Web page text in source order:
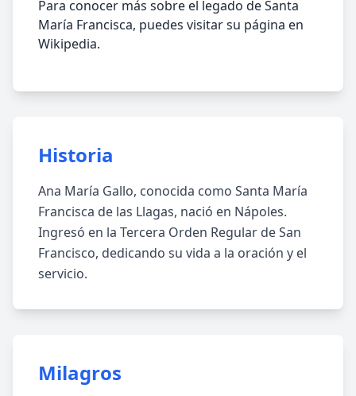
Para conocer más sobre el legado de Santa
María Francisca, puedes visitar su página en
Wikipedia.
Historia
Ana María Gallo, conocida como Santa María
Francisca de las Llagas, nació en Nápoles.
Ingresó en la Tercera Orden Regular de San
Francisco, dedicando su vida a la oración y el
servicio.
Milagros